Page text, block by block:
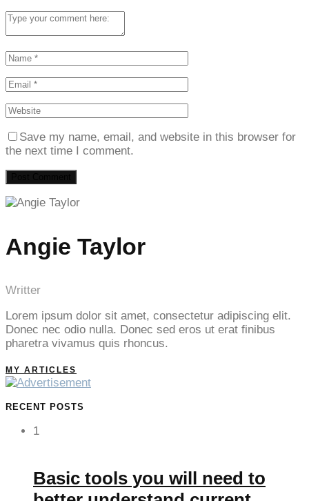
Save my name, email, and website in this browser for
the next time I comment.
Angie Taylor
Writter
Lorem ipsum dolor sit amet, consectetur adipiscing elit.
Donec nec odio nulla. Donec sed eros ut erat finibus
pharetra vivamus quis rhoncus.
MY ARTICLES
RECENT POSTS
1
Basic tools you will need to